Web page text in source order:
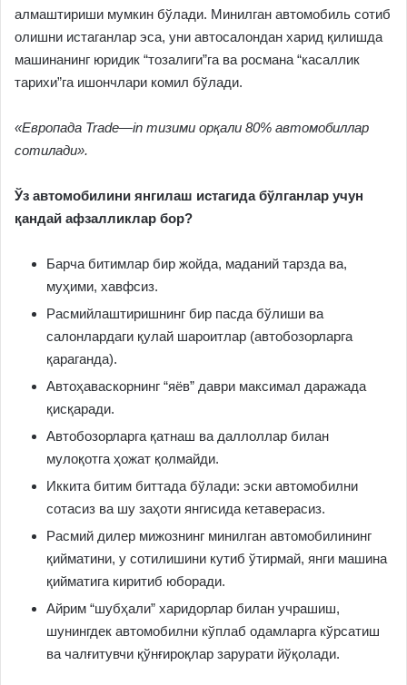
алмаштириши мумкин бўлади. Минилган автомобиль сотиб
олишни истаганлар эса, уни автосалондан харид қилишда
машинанинг юридик “тозалиги”га ва росмана “касаллик
тарихи”га ишончлари комил бўлади.
«Европада Trade—in тизими орқали 80% автомобиллар
сотилади».
Ўз автомобилини янгилаш истагида бўлганлар учун
қандай афзалликлар бор?
Барча битимлар бир жойда, маданий тарзда ва,
муҳими, хавфсиз.
Расмийлаштиришнинг бир пасда бўлиши ва
салонлардаги қулай шароитлар (автобозорларга
қараганда).
Автоҳаваскорнинг “яёв” даври максимал даражада
қисқаради.
Автобозорларга қатнаш ва даллоллар билан
мулоқотга ҳожат қолмайди.
Иккита битим биттада бўлади: эски автомобилни
сотасиз ва шу заҳоти янгисида кетаверасиз.
Расмий дилер мижознинг минилган автомобилининг
қийматини, у сотилишини кутиб ўтирмай, янги машина
қийматига киритиб юборади.
Айрим “шубҳали” харидорлар билан учрашиш,
шунингдек автомобилни кўплаб одамларга кўрсатиш
ва чалғитувчи қўнғироқлар зарурати йўқолади.